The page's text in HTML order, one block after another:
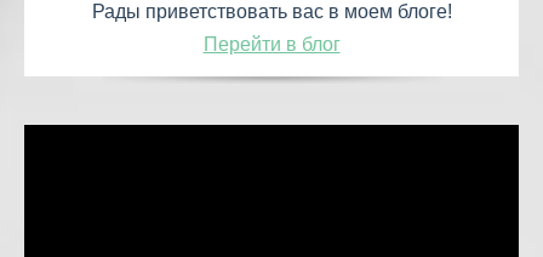
Рады приветствовать вас в моем блоге!
Перейти в блог